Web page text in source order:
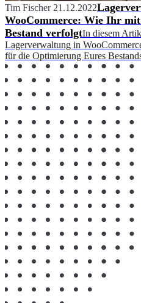
Tim Fischer 21.12.2022
WooCommerce: Wie Ihr
Bestand verfolgtIn diesem
Lagerverwaltung in
für die Optimierung Eures